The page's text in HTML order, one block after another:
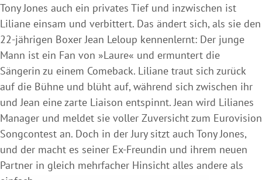
Tony Jones auch ein privates Tief und inzwischen ist
Liliane einsam und verbittert. Das ändert sich, als sie den
22-jährigen Boxer Jean Leloup kennenlernt: Der junge
Mann ist ein Fan von »Laure« und ermuntert die
Sängerin zu einem Comeback. Liliane traut sich zurück
auf die Bühne und blüht auf, während sich zwischen ihr
und Jean eine zarte Liaison entspinnt. Jean wird Lilianes
Manager und meldet sie voller Zuversicht zum Eurovision
Songcontest an. Doch in der Jury sitzt auch Tony Jones,
und der macht es seiner Ex-Freundin und ihrem neuen
Partner in gleich mehrfacher Hinsicht alles andere als